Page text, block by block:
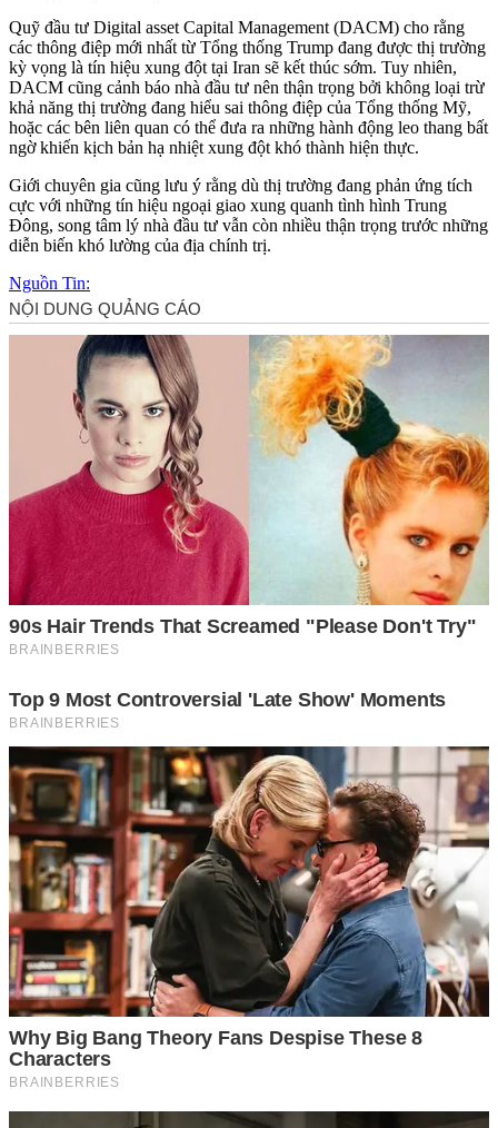
Quỹ đầu tư Digital as‌set Capital Management (DACM) cho rằng
các thông điệp mới nhất từ Tổng thống Trump đang được thị trường
kỳ vọng là tín hiệu xung đột tại Iran sẽ kết thúc sớm. Tuy nhiên,
DACM cũng cảnh báo nhà đầu tư nên thận trọng bởi không loại trừ
khả năng thị trường đang hiểu sai thông điệp của Tổng thống Mỹ,
hoặc các bên liên quan có thể đưa ra những hành động leo thang bất
ngờ khiến kịch bản hạ nhiệt xung đột khó thành hiện thực.
Giới chuyên gia cũng lưu ý rằng dù thị trường đang phản ứng tích
cực với những tín hiệu ngoại giao xung quanh tình hình Trung
Đông, song tâm lý nhà đầu tư vẫn còn nhiều thận trọng trước những
diễn biến khó lường của địa chính trị.
Nguồn Tin: